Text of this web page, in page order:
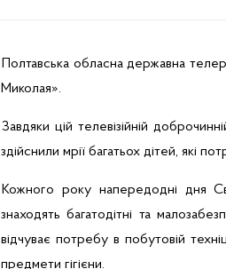
Полтавська обласна державна
Миколая».
Завдяки цій телевізійній
здійснили мрії багатьох дітей, які
Кожного року напередодні дня
знаходять багатодітні та
відчуває потребу в побутовій
предмети гігієни.